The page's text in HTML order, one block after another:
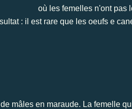
où les femelles n'ont pas
: il est rare que les oeufs e
mâles en maraude. La femelle